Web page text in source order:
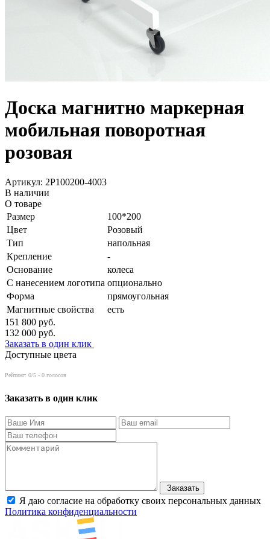
Доска магнитно маркерная
мобильная поворотная
розовая
Артикул: 2P100200-4003
В наличии
О товаре
Размер
100*200
Цвет
Розовый
Тип
напольная
Крепление
-
Основание
колеса
С нанесением логотипа опционально
Форма
прямоугольная
Магнитные свойства
есть
151 800 руб.
132 000 руб.
Заказать в один клик
Доступные цвета
Рейтинг: 0/5 - 0 голосов
Заказать в один клик
Заказать
Я даю согласие на обработку своих персональных данных
Политика конфиденциальности